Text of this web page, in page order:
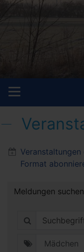
Format
Meldungen